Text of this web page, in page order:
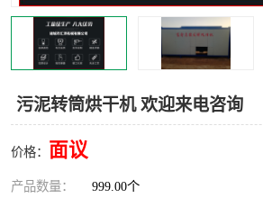
污泥转筒烘干机 欢迎来电咨询
价格： 面议
产品数量： 999.00个